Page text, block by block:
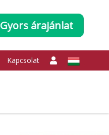
Gyors árajánlat
Kapcsolat